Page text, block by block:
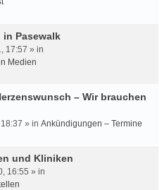
Pasewalk
17:57 » in
Medien
– Wir brauchen
» in Ankündigungen – Termine
und Kliniken
16:55 » in